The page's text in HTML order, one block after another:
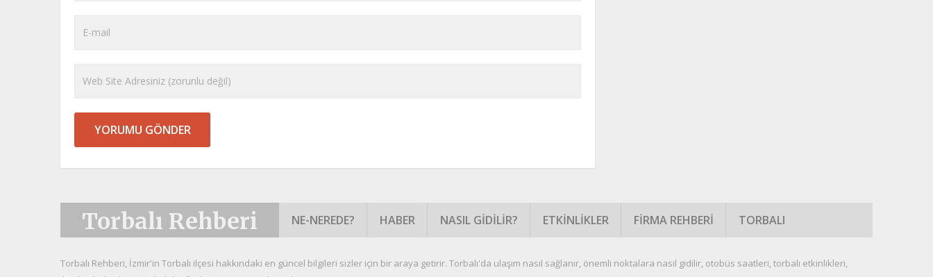
Torbalı Rehberi NE-NEREDE? HABER NASIL GIDILIR? ETKINLIKLER FIRMA REHBERI TORBALI
Torbalı Rehberi, İzmir'in Torbalı ilçesi hakkındaki en güncel bilgileri sizler için bir araya getirir. Torbalı'da ulaşım nasıl sağlanır, önemli noktalara nasıl gidilir, otobüs saatleri, torbalı etkinlikleri,